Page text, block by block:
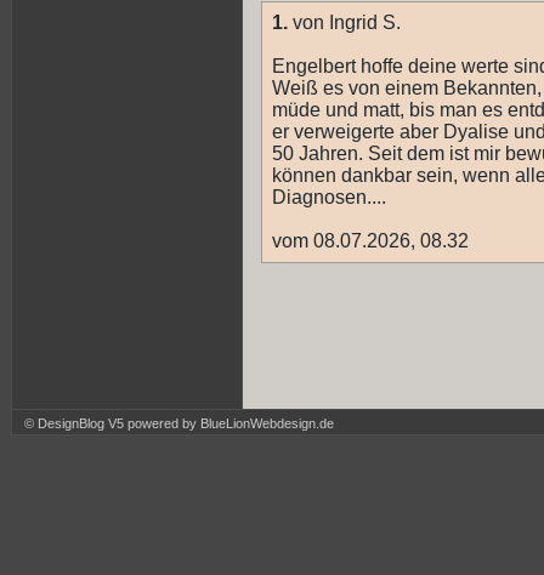
1. von Ingrid S.
Engelbert hoffe deine werte
Weiß es von einem
müde und matt, bis man es
er verweigerte aber Dyalise
50 Jahren. Seit dem ist mir
können dankbar sein, wenn
Diagnosen....
vom 08.07.2026, 08.32
© DesignBlog V5 powered by BlueLionWebdesign.de